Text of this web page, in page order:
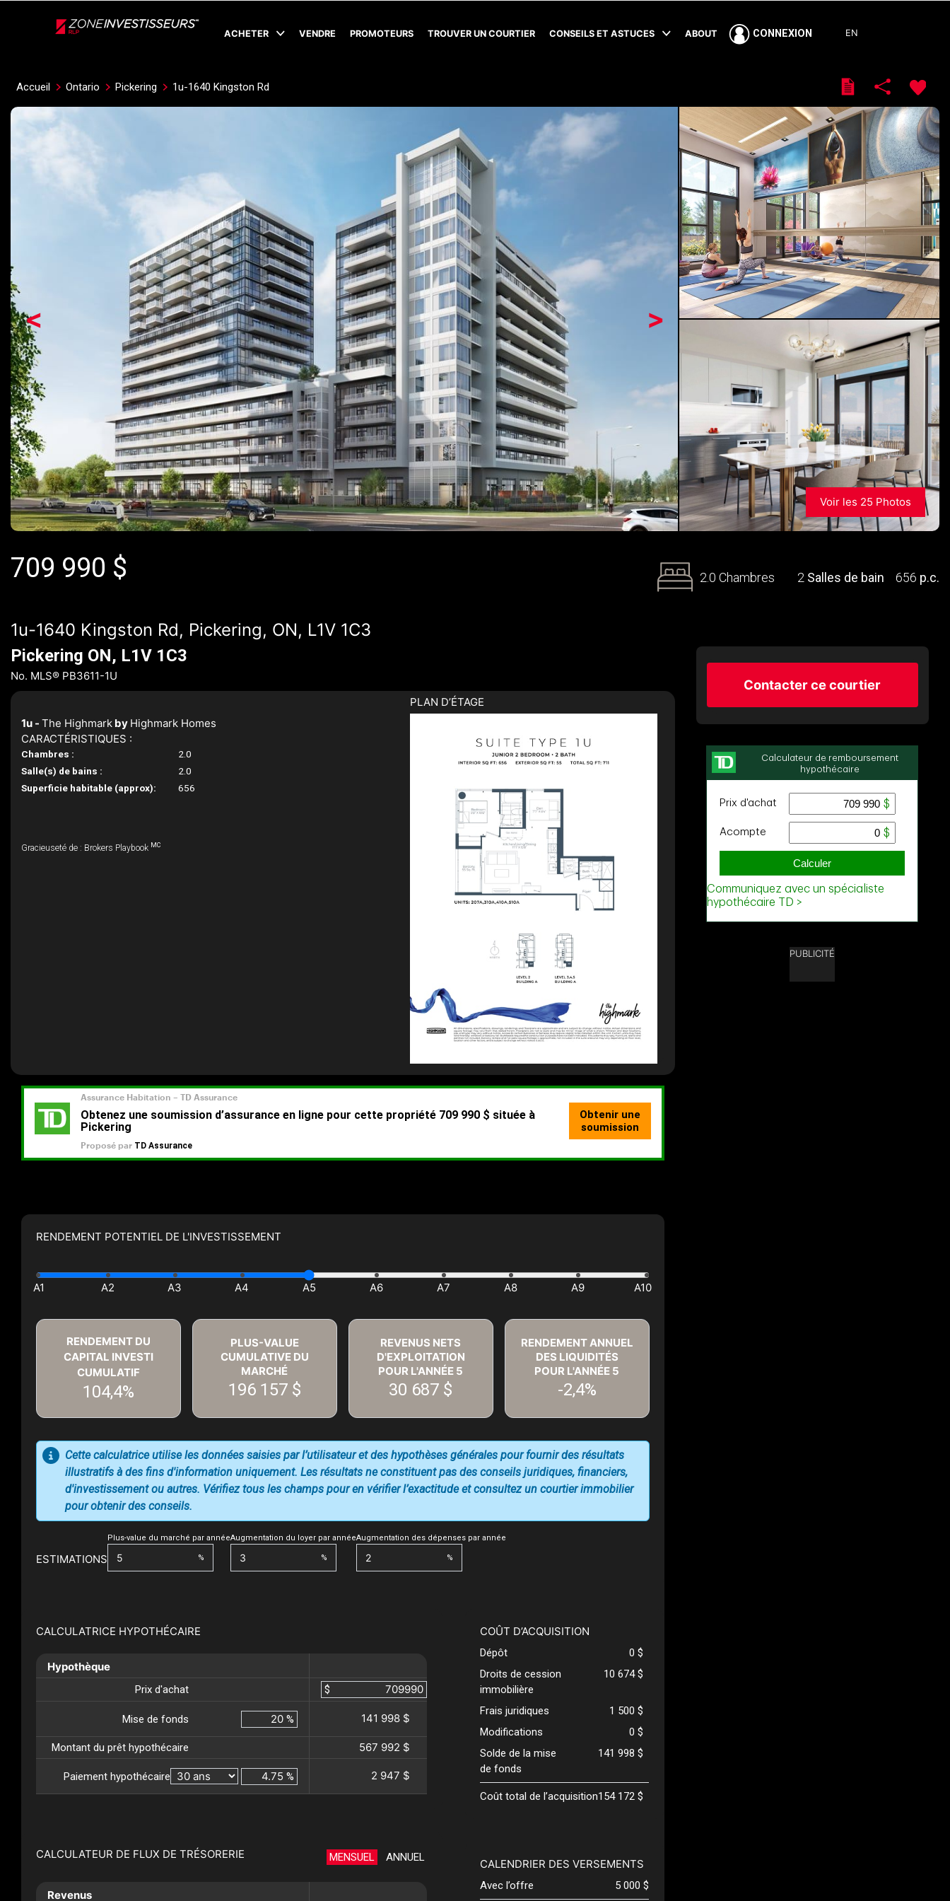
ACHETER VENDRE PROMOTEURS TROUVER UN COURTIER CONSEILS ET ASTUCES ABOUT CONNEXION EN
Accueil Ontario Pickering 1u-1640 Kingston Rd
>
<
Voir les 25 Photos
709 990 $ 2.0 Chambres 2 Salles de bain 656 p.c.
1u-1640 Kingston Rd, Pickering, ON, L1V 1C3
Pickering ON, L1V 1C3
No. MLS® PB3611-1U
1u - The Highmark by Highmark Homes
CARACTÉRISTIQUES :
Chambres :
2.0
Salle(s) de bains :
2.0
Superficie habitable (approx):
656
Gracieuseté de : Brokers Playbook MC
PLAN D’ÉTAGE
RENDEMENT POTENTIEL DE L'INVESTISSEMENT
RENDEMENT DU
CAPITAL INVESTI
CUMULATIF
104,4%
PLUS-VALUE
CUMULATIVE DU
MARCHÉ
196 157 $
REVENUS NETS
D'EXPLOITATION
POUR L'ANNÉE 5
30 687 $
RENDEMENT ANNUEL
DES LIQUIDITÉS
POUR L'ANNÉE 5
-2,4%
ESTIMATIONS
Plus-value du marché par année
%
Augmentation du loyer par année
%
Augmentation des dépenses par année
%
Cette calculatrice utilise les données saisies par l’utilisateur et des hypothèses générales pour fournir des résultats
illustratifs à des fins d'information uniquement. Les résultats ne constituent pas des conseils juridiques, financiers,
d'investissement ou autres. Vérifiez tous les champs pour en vérifier l’exactitude et consultez un courtier immobilier
pour obtenir des conseils.
CALCULATRICE HYPOTHÉCAIRE
Hypothèque
Prix d'achat $
Mise de fonds % 141 998 $
Montant du prêt hypothécaire 567 992 $
Paiement hypothécaire % 2 947 $
CALCULATEUR DE FLUX DE TRÉSORERIE MENSUEL ANNUEL
Revenus
COÛT D’ACQUISITION
Dépôt
0 $
Droits de cession
immobilière
10 674 $
Frais juridiques
1 500 $
Modifications
0 $
Solde de la mise
de fonds
141 998 $
Coût total de l’acquisition154 172 $
CALENDRIER DES VERSEMENTS
Avec l’offre 5 000 $
Contacter ce courtier
PUBLICITÉ